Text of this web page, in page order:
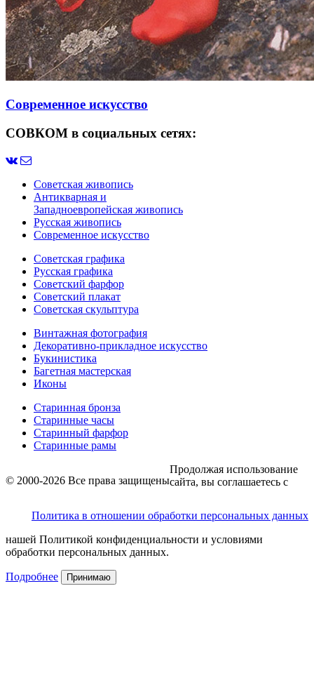
Современное искусство
СОВКОМ в социальных сетях:
Советская живопись
Антикварная и
Западноевропейская живопись
Русская живопись
Современное искусство
Советская графика
Русская графика
Советский фарфор
Советский плакат
Советская скульптура
Винтажная фотография
Декоративно-прикладное искусство
Букинистика
Багетная мастерская
Иконы
Старинная бронза
Старинные часы
Старинный фарфор
Старинные рамы
© 2000-2026 Все права защищены
Политика в отношении обработки персональных данных
Продолжая использование
сайта, вы соглашаетесь с
нашей Политикой конфиденциальности и условиями
обработки персональных данных.
Подробнее Принимаю